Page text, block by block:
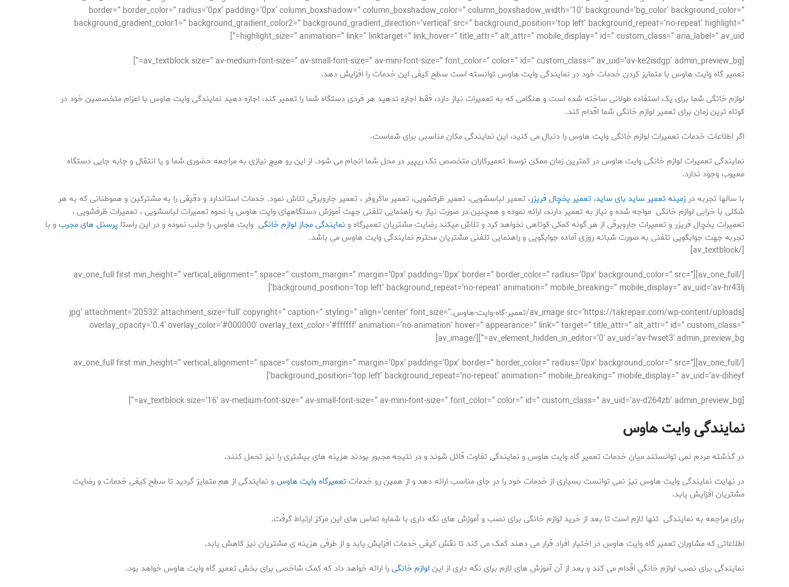
border=” border_color=” radius=’0px’ padding=’0px’ column_boxshadow=” column_boxshadow_color=” column_boxshadow_width=’10’ background=’bg_color’ background_color=”
background_gradient_color1=” background_gradient_color2=” background_gradient_direction=’vertical’ src=” background_position=’top left’ background_repeat=’no-repeat’ highlight=”
highlight_size=” animation=” link=” linktarget=” link_hover=” title_attr=” alt_attr=” mobile_display=” id=” custom_class=” aria_label=” av_uid=”]
[av_textblock size=” av-medium-font-size=” av-small-font-size=” av-mini-font-size=” font_color=” color=” id=” custom_class=” av_uid=’av-ke2isdgp’ admin_preview_bg=”]
تعمیر گاه وایت هاوس با متمایز کردن خدمات خود در نمایندگی وایت هاوس توانسته است سطح کیفی این خدمات را افزایش دهد.
لوازم خانگی شما برای یک استفاده طولانی ساخته شده است و هنگامی که به تعمیرات نیاز دارد، فقط اجازه ندهید هر فردی دستگاه شما را تعمیر کند، اجازه دهید نمایندگی وایت هاوس با اعزام متخصصین خود در
کوتاه ترین زمان برای تعمیر لوازم خانگی شما اقدام کند.
اگر اطلاعات خدمات تعمیرات لوازم خانگی وایت هاوس را دنبال می کنید، این نمایندگی مکان مناسبی برای شماست.
نمایندگی تعمیرات لوازم خانگی وایت هاوس در کمترین زمان ممکن توسط تعمیرکاران متخصص تک ریپیر در محل شما انجام می شود. از این رو هیچ نیازی به مراجعه حضوری شما و یا انتقال و جابه جایی دستگاه
معیوب وجود ندارد.
با سالها تجربه درزمینه تعمیر ساید بای ساید، تعمیر یخچال فریزر، تعمیر لباسشویی، تعمیر ظرفشویی، تعمیر ماکروفر ، تعمیر جاروبرقی تلاش نمود. خدمات استاندارد و دقیقی را به مشترکین و هموطنانی که به هر
شکلی با خرابی لوازم خانگی مواجه شده و نیاز به تعمیر دارند، ارائه نموده و همچنین در صورت نیاز به راهنمایی تلفنی جهت آموزش دستگاههای وایت هاوس یا نحوه تعمیرات لباسشویی ، تعمیرات ظرفشویی ،
تعمیرات یخچال فریزر و تعمیرات جاروبرقی از هر گونه کمکی کوتاهی نخواهد کرد و تلاش میکند رضایت مشتریان تعمیرگاه و نمایندگی مجاز لوازم خانگی وایت هاوس را جلب نموده و در این راستا پرسنل های مجربو با
تجربه جهت جوابگویی تلفنی به صورت شبانه روزی آماده جوابگویی و راهنمایی تلفنی مشتریان محترم نمایندگی وایت هاوس می باشد.
[/av_textblock]
[/av_one_full][av_one_full first min_height=” vertical_alignment=” space=” custom_margin=” margin=’0px’ padding=’0px’ border=” border_color=” radius=’0px’ background_color=” src=”
background_position=’top left’ background_repeat=’no-repeat’ animation=” mobile_breaking=” mobile_display=” av_uid=’av-hr43lj’]
[av_image src=’https://takrepair.com/wp-content/uploads/تعمیر-گاه-وایت-هاوس.jpg’ attachment=’20532′ attachment_size=’full’ copyright=” caption=” styling=” align=’center’ font_size=”
overlay_opacity=’0.4′ overlay_color=’#000000′ overlay_text_color=’#ffffff’ animation=’no-animation’ hover=” appearance=” link=” target=” title_attr=” alt_attr=” id=” custom_class=”
av_element_hidden_in_editor=’0′ av_uid=’av-fwset3′ admin_preview_bg=”][/av_image]
[/av_one_full][av_one_full first min_height=” vertical_alignment=” space=” custom_margin=” margin=’0px’ padding=’0px’ border=” border_color=” radius=’0px’ background_color=” src=”
background_position=’top left’ background_repeat=’no-repeat’ animation=” mobile_breaking=” mobile_display=” av_uid=’av-diheyf’]
[av_textblock size=’16’ av-medium-font-size=” av-small-font-size=” av-mini-font-size=” font_color=” color=” id=” custom_class=” av_uid=’av-d264zb’ admin_preview_bg=”]
نمایندگی وایت هاوس
در گذشته مردم نمی توانستند میان خدمات تعمیر گاه وایت هاوس و نمایندگی تفاوت قائل شوند و در نتیجه مجبور بودند هزینه های بیشتری را نیز تحمل کنند.
در نهایت نمایندگی وایت هاوس نیز نمی توانست بسیاری از خدمات خود را در جای مناسب ارائه دهد و از همین رو خدماتتعمیرگاه وایت هاوسو نمایندگی از هم متمایز گردید تا سطح کیفی خدمات و رضایت
مشتریان افزایش یابد.
برای مراجعه به نمایندگی تنها لازم است تا بعد از خرید لوازم خانگی برای نصب و آموزش های نگه داری با شماره تماس های این مرکز ارتباط گرفت.
اطلاعاتی که مشاوران تعمیر گاه وایت هاوس در اختیار افراد قرار می دهند کمک می کند تا نقش کیفی خدمات افزایش یابد و از طرفی هزینه ی مشتریان نیز کاهش یابد.
نمایندگی برای نصب لوازم خانگی اقدام می کند و بعد از آن آموزش های لازم برای نگه داری از اینلوازم خانگیرا ارائه خواهد داد که کمک شاخصی برای بخش تعمیر گاه وایت هاوس خواهد بود.